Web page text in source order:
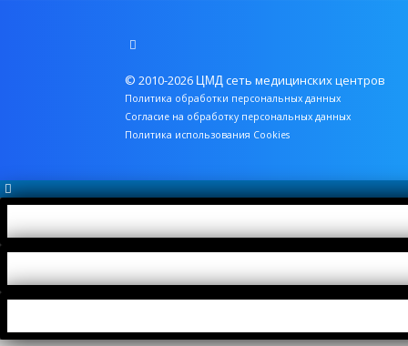
© 2010-2026 ЦМД сеть медицинских центров
Политика обработки персональных данных
Согласие на обработку персональных данных
Политика использования Cookies